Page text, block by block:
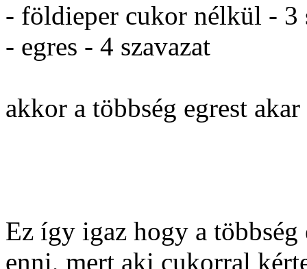
- földieper cukor nélkül - 3
- egres - 4 szavazat
akkor a többség egrest
Ez így igaz hogy a többség
enni, mert aki cukorral